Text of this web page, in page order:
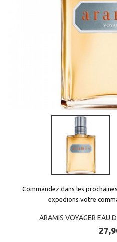
Commandez dans les prochaines
expedions votre
ARAMIS VOYAGER EAU